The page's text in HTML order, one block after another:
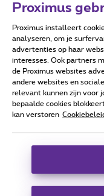
Alle rechten
Algemene
Deze website is
Koning Albert II-laan
Proximus
Proximus installeert
analyseren, om je
advertenties op haar
interesses. Ook partners
de Proximus websites
andere websites en
relevant kunnen zijn voor
bepaalde cookies
kan verstoren